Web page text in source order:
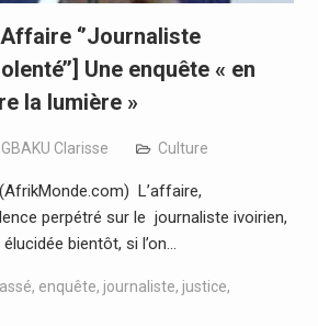
‘’Journaliste
Une enquête « en
la lumière »
GBAKU Clarisse Culture
L’affaire,
perpétré sur le journaliste ivoirien,
élucidée bientôt, si l’on…
, enquête, journaliste, justice,